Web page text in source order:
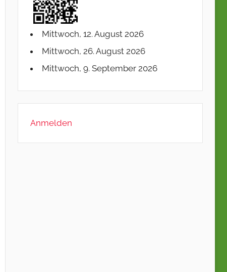
Mittwoch, 12. August 2026
Mittwoch, 26. August 2026
Mittwoch, 9. September 2026
Anmelden